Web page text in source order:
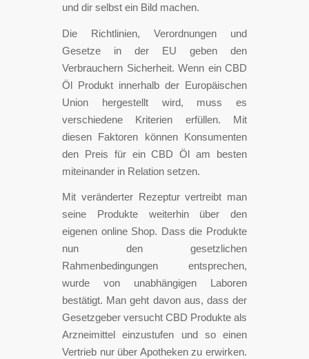
und dir selbst ein Bild machen.
Die Richtlinien, Verordnungen und
Gesetze in der EU geben den
Verbrauchern Sicherheit. Wenn ein CBD
Öl Produkt innerhalb der Europäischen
Union hergestellt wird, muss es
verschiedene Kriterien erfüllen. Mit
diesen Faktoren können Konsumenten
den Preis für ein CBD Öl am besten
miteinander in Relation setzen.
Mit veränderter Rezeptur vertreibt man
seine Produkte weiterhin über den
eigenen online Shop. Dass die Produkte
nun den gesetzlichen
Rahmenbedingungen entsprechen,
wurde von unabhängigen Laboren
bestätigt. Man geht davon aus, dass der
Gesetzgeber versucht CBD Produkte als
Arzneimittel einzustufen und so einen
Vertrieb nur über Apotheken zu erwirken.